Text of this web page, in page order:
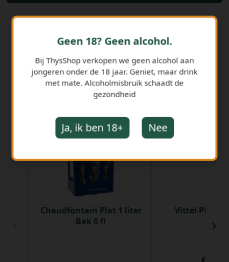
GERELATEERDE PRODUCTEN
Chaudfontain Plat 1 liter
Bak 6 fl
Vittel PET 50
›
Geen 18? Geen alcohol.
Bij ThysShop verkopen we geen alcohol aan
jongeren onder de 18 jaar. Geniet, maar drink
met mate. Alcoholmisbruik schaadt de
gezondheid
Ja, ik ben 18+ Nee